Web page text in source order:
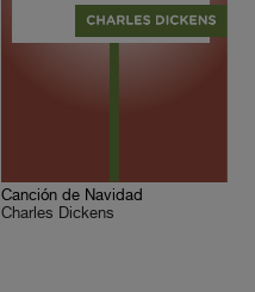
Canción de Navidad
Charles Dickens